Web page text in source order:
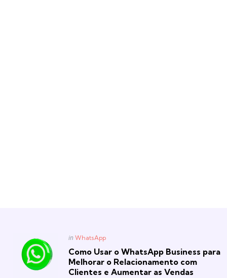
Posted
in WhatsApp
Como Usar o WhatsApp Business para
Melhorar o Relacionamento com
Clientes e Aumentar as Vendas